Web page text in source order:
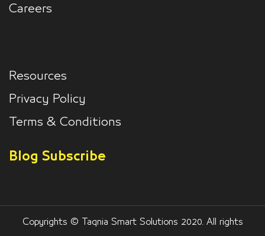
Careers
Resources
Privacy Policy
Terms & Conditions
Blog Subscribe
Copyrights © Taqnia Smart Solutions 2020. All rights